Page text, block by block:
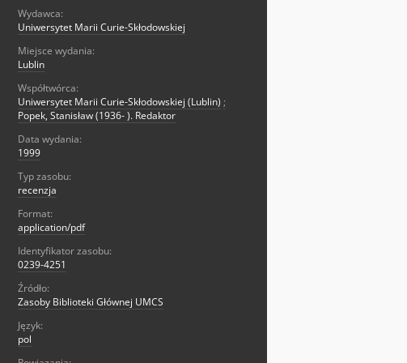
Wydawca:
Uniwersytet Marii Curie-Skłodowskiej
Miejsce wydania:
Lublin
Współtwórca:
Uniwersytet Marii Curie-Skłodowskiej (Lublin) ;
Popek, Stanisław (1936- ). Redaktor
Data wydania:
1999
Typ zasobu:
recenzja
Format:
application/pdf
Identyfikator zasobu:
0239-4251
Źródło:
Zasoby Biblioteki Głównej UMCS
Język:
pol